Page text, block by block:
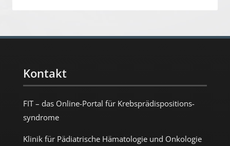
Kontakt
FIT – das Online-Portal für Krebs­prädispositions­
syndrome
Klinik für Pädiatrische Hämatologie und Onkologie